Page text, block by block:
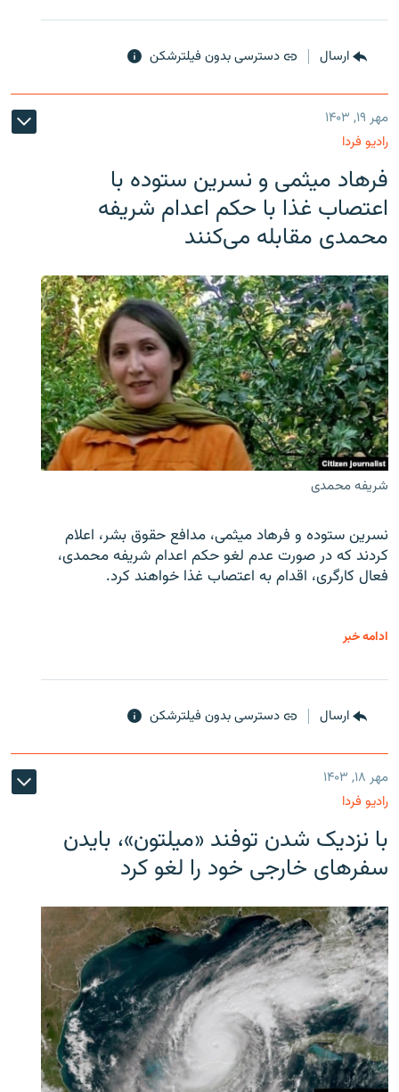
ارسال دسترسی بدون فیلترشکن
مهر ۱۹, ۱۴۰۳
رادیو فردا
فرهاد میثمی و نسرین ستوده با
اعتصاب غذا با حکم اعدام شریفه
محمدی مقابله می‌کنند
شریفه محمدی
نسرین ستوده و فرهاد میثمی، مدافع حقوق بشر، اعلام
کردند که در صورت عدم لغو حکم اعدام شریفه محمدی،
فعال کارگری، اقدام به اعتصاب غذا خواهند کرد.
ادامه خبر
ارسال دسترسی بدون فیلترشکن
مهر ۱۸, ۱۴۰۳
رادیو فردا
با نزدیک شدن توفند «میلتون»، بایدن
سفرهای خارجی خود را لغو کرد